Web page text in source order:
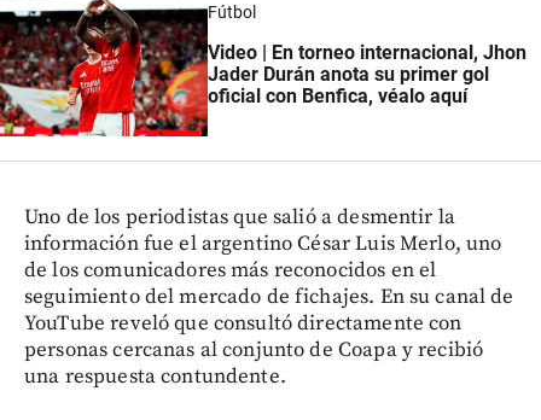
Fútbol
Video | En torneo internacional, Jhon
Jader Durán anota su primer gol
oficial con Benfica, véalo aquí
Uno de los periodistas que salió a desmentir la
información fue el argentino César Luis Merlo, uno
de los comunicadores más reconocidos en el
seguimiento del mercado de fichajes. En su canal de
YouTube reveló que consultó directamente con
personas cercanas al conjunto de Coapa y recibió
una respuesta contundente.